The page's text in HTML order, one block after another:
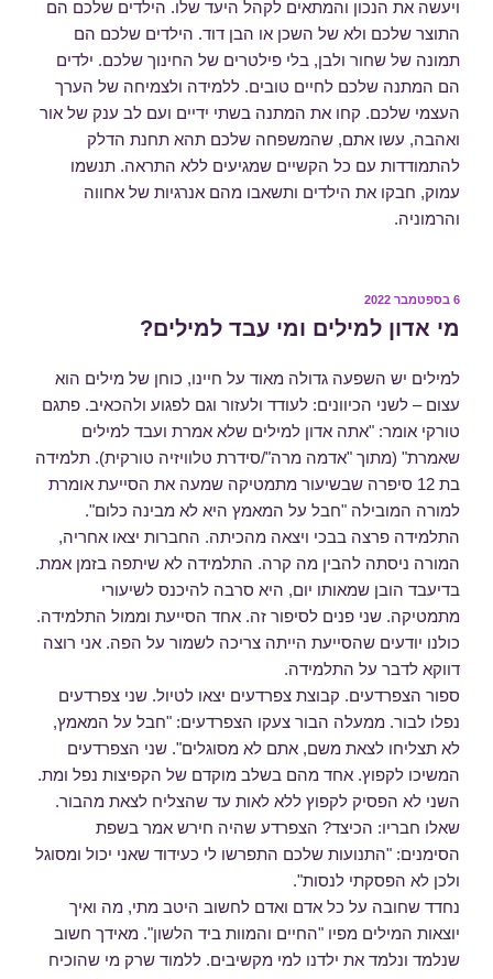
ויעשה את הנכון והמתאים לקהל היעד שלו. הילדים שלכם הם
התוצר שלכם ולא של השכן או הבן דוד. הילדים שלכם הם
תמונה של שחור ולבן, בלי פילטרים של החינוך שלכם. ילדים
הם המתנה שלכם לחיים טובים. ללמידה ולצמיחה של הערך
העצמי שלכם. קחו את המתנה בשתי ידיים ועם לב ענק של אור
ואהבה, עשו אתם, שהמשפחה שלכם תהא תחנת הדלק
להתמודדות עם כל הקשיים שמגיעים ללא התראה. תנשמו
עמוק, חבקו את הילדים ותשאבו מהם אנרגיות של אחווה
והרמוניה.
פורסם
6 בספטמבר 2022
מי אדון למילים ומי עבד למילים?
למילים יש השפעה גדולה מאוד על חיינו, כוחן של מילים הוא
עצום – לשני הכיוונים: לעודד ולעזור וגם לפגוע ולהכאיב. פתגם
טורקי אומר: "אתה אדון למילים שלא אמרת ועבד למילים
שאמרת" (מתוך "אדמה מרה"/סידרת טלוויזיה טורקית). תלמידה
בת 12 סיפרה שבשיעור מתמטיקה שמעה את הסייעת אומרת
למורה המובילה "חבל על המאמץ היא לא מבינה כלום".
התלמידה פרצה בבכי ויצאה מהכיתה. החברות יצאו אחריה,
המורה ניסתה להבין מה קרה. התלמידה לא שיתפה בזמן אמת.
בדיעבד הובן שמאותו יום, היא סרבה להיכנס לשיעורי
מתמטיקה. שני פנים לסיפור זה. אחד הסייעת וממול התלמידה.
כולנו יודעים שהסייעת הייתה צריכה לשמור על הפה. אני רוצה
דווקא לדבר על התלמידה.
ספור הצפרדעים. קבוצת צפרדעים יצאו לטיול. שני צפרדעים
נפלו לבור. ממעלה הבור צעקו הצפרדעים: "חבל על המאמץ,
לא תצליחו לצאת משם, אתם לא מסוגלים". שני הצפרדעים
המשיכו לקפוץ. אחד מהם בשלב מוקדם של הקפיצות נפל ומת.
השני לא הפסיק לקפוץ ללא לאות עד שהצליח לצאת מהבור.
שאלו חבריו: הכיצד? הצפרדע שהיה חירש אמר בשפת
הסימנים: "התנועות שלכם התפרשו לי כעידוד שאני יכול ומסוגל
ולכן לא הפסקתי לנסות".
נחדד שחובה על כל אדם ואדם לחשוב היטב מתי, מה ואיך
יוצאות המילים מפיו "החיים והמוות ביד הלשון". מאידך חשוב
שנלמד ונלמד את ילדנו למי מקשיבים. ללמוד שרק מי שהוכיח